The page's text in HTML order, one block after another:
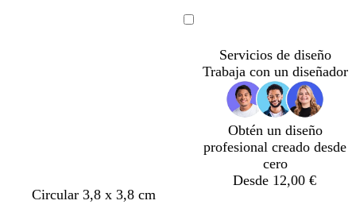
uaea
Circular 3,8 x 3,8 cm
Servicios de diseño
Trabaja con un diseñador
Obtén un diseño
profesional creado desde
cero
Desde 12,00 €